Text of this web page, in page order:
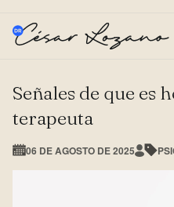
Señales de que es
terapeuta
06 DE AGOSTO DE 2025